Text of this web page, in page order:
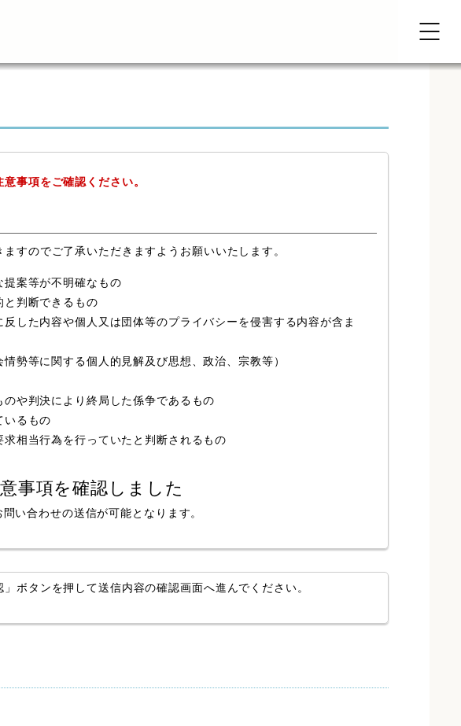
事項をご確認ください。
すのでご了承いただきますようお願いいたします。
案等が不明確なもの
と判断できるもの
した内容や個人又は団体等のプライバシーを侵害する内容が含ま
勢等に関する個人的見解及び思想、政治、宗教等）
や判決により終局した係争であるもの
いるもの
相当行為を行っていたと判断されるもの
意事項を確認しました
い合わせの送信が可能となります。
ボタンを押して送信内容の確認画面へ進んでください。